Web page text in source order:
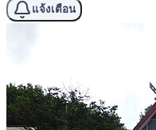
แจ้งเตือน